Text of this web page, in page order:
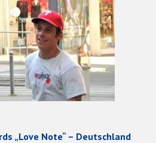
„Love Note“ – Deutschland